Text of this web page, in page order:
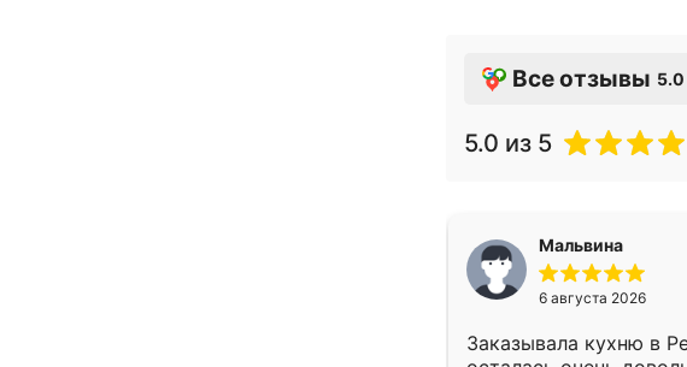
Все отзывы 5.0
5.0 из 5
Мальвина
6 августа 2026
Заказывала кухню в